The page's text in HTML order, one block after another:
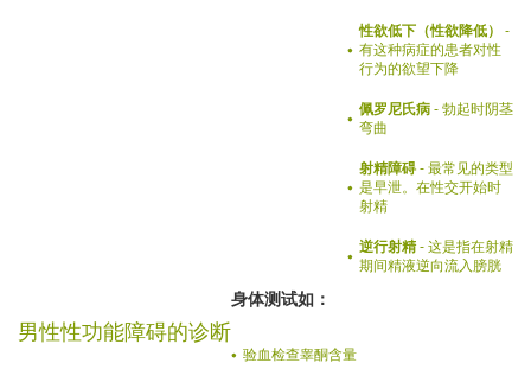
性欲低下（性欲降低）
-
有这种病症的患者对性
行为的欲望下降
佩罗尼氏病 - 勃起时阴茎
弯曲
射精障碍- 最常见的类型
是早泄。在性交开始时
射精
逆行射精- 这是指在射精
期间精液逆向流入膀胱
男性性功能障碍的诊断
身体测试如：
验血检查睾酮含量